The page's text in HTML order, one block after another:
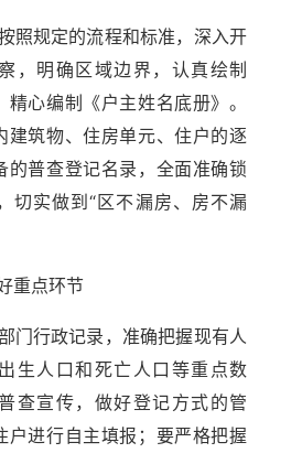
照规定的流程和标准，深入开
，明确区域边界，认真绘制
精心编制《户主姓名底册》。
建筑物、住房单元、住户的逐
的普查登记名录，全面准确锁
切实做到“区不漏房、房不漏
重点环节
门行政记录，准确把握现有人
生人口和死亡人口等重点数
查宣传，做好登记方式的管
户进行自主填报；要严格把握